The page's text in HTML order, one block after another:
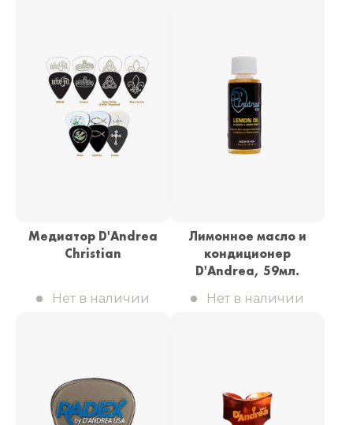
Медиатор D'Andrea
Christian
Нет в наличии
Лимонное масло и
кондиционер
D'Andrea, 59мл.
Нет в наличии